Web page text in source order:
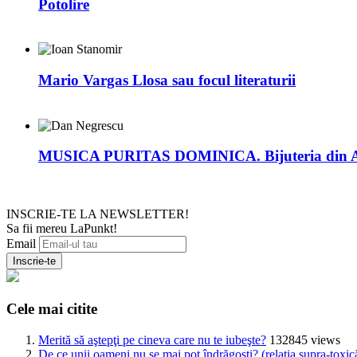
Potolire
Mario Vargas Llosa sau focul literaturii
MUSICA PURITAS DOMINICA. Bijuteria din
INSCRIE-TE LA NEWSLETTER!
Sa fii mereu LaPunkt!
Email
Cele mai citite
Merită să aştepţi pe cineva care nu te iubeşte? 132845 views
De ce unii oameni nu se mai pot îndrăgosti? (relaţia supra-